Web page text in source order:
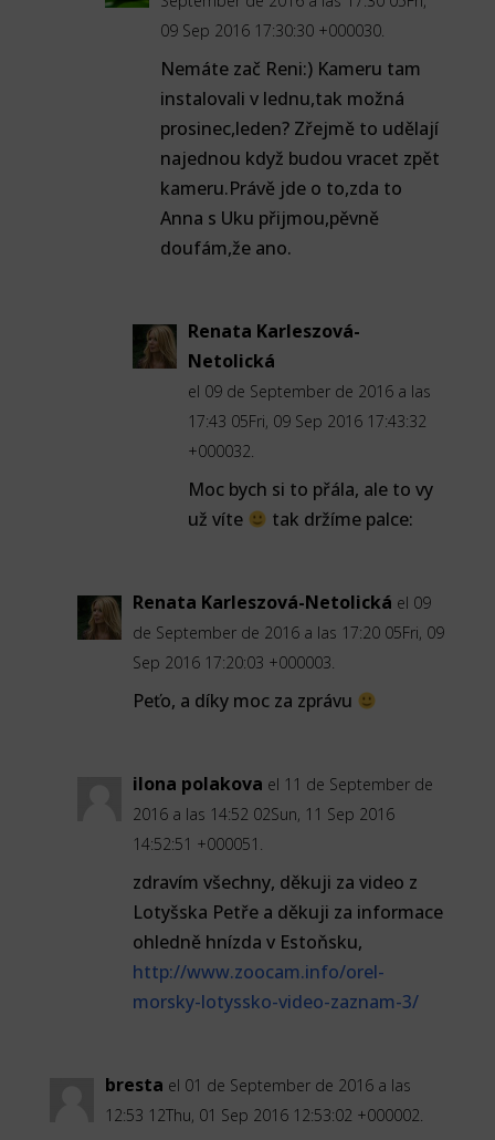
09 Sep 2016 17:30:30 +000030.
Nemáte zač Reni:) Kameru tam
instalovali v lednu,tak možná
prosinec,leden? Zřejmě to udělají
najednou když budou vracet zpět
kameru.Právě jde o to,zda to
Anna s Uku přijmou,pěvně
doufám,že ano.
Renata Karleszová-
Netolická
el 09 de September de 2016 a las
17:43 05Fri, 09 Sep 2016 17:43:32
+000032.
Moc bych si to přála, ale to vy
už víte
tak držíme palce:
Renata Karleszová-Netolická el 09
de September de 2016 a las 17:20 05Fri, 09
Sep 2016 17:20:03 +000003.
Peťo, a díky moc za zprávu
ilona polakova el 11 de September de
2016 a las 14:52 02Sun, 11 Sep 2016
14:52:51 +000051.
zdravím všechny, děkuji za video z
Lotyšska Petře a děkuji za informace
ohledně hnízda v Estoňsku,
http://www.zoocam.info/orel-
morsky-lotyssko-video-zaznam-3/
bresta el 01 de September de 2016 a las
12:53 12Thu, 01 Sep 2016 12:53:02 +000002.